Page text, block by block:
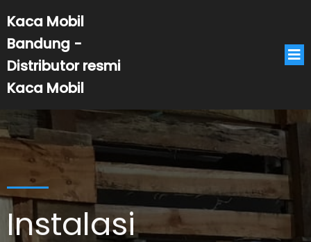
Kaca Mobil
Bandung -
Distributor resmi
Kaca Mobil
Instalasi